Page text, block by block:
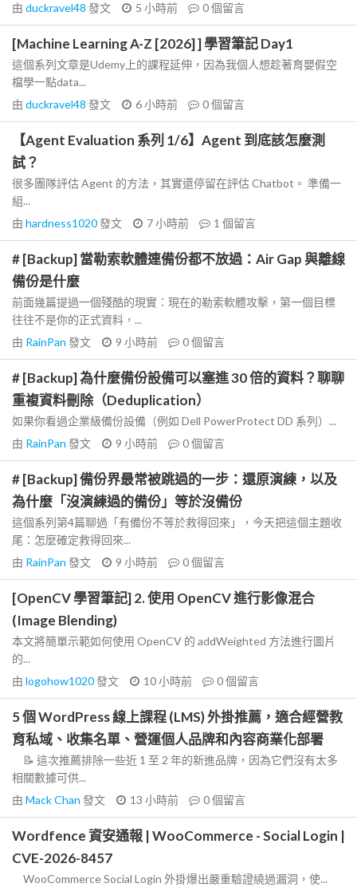
由 duckravel48 發文 5 小時前 0個留言
[Machine Learning A-Z [2026] ] 學習筆記 Day1
這個系列文章是Udemy上的課程延伸，因為我個人想趁著育嬰假空
檔學一點data...
由 duckravel48 發文 6 小時前 0個留言
【Agent Evaluation 系列 1/6】Agent 到底該怎麼測
試？
很多團隊評估 Agent 的方法，其實還停留在評估 Chatbot。 準備一
組...
由 hardness1020發文 7 小時前 1 個留言
# [Backup] 當勒索軟體連備份都不放過：Air Gap 與離線
備份是什麼
前面幾篇提過一個殘酷的現實：現在的勒索軟體攻擊，第一個目標
往往不是你的正式資料，...
由 RainPan 發文 9 小時前 0個留言
# [Backup] 為什麼備份設備可以塞進 30 倍的資料？聊聊
重複資料刪除（Deduplication）
如果你看過企業級備份設備（例如 Dell PowerProtect DD 系列）...
由 RainPan 發文 9 小時前 0個留言
# [Backup] 備份界最常被跳過的一步：還原演練，以及
為什麼「沒演練過的備份」等於沒備份
這個系列第4篇聊過「有備份不等於救得回來」，今天把這個主題收
尾：怎麼確定救得回來...
由 RainPan 發文 9 小時前 0個留言
[OpenCV 學習筆記] 2. 使用 OpenCV 進行影像混合
(Image Blending)
本文將簡單示範如何使用 OpenCV 的 addWeighted 方法進行圖片
的...
由 logohow1020發文 10 小時前 0個留言
5 個 WordPress 線上課程 (LMS) 外掛推薦，適合經營教
育私域、收集名單、營運個人品牌和內容商業化部署
📝 這次推薦排除一些近 1 至 2 年的新進品牌，因為它們沒有太多
相關數據可供...
由 Mack Chan 發文 13 小時前 0個留言
Wordfence 資安通報 | WooCommerce - Social Login |
CVE-2026-8457
WooCommerce Social Login 外掛爆出嚴重驗證繞過漏洞，使...